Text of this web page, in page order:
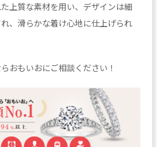
上質な素材を用い、デザインは細
、滑らかな着け心地に仕上げられ
おもいおにご相談ください！